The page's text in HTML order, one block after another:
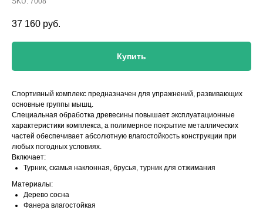
37 160 руб.
Купить
Спортивный комплекс предназначен для упражнений, развивающих
основные группы мышц.
Специальная обработка древесины повышает эксплуатационные
характеристики комплекса, а полимерное покрытие металлических
частей обеспечивает абсолютную влагостойкость конструкции при
любых погодных условиях.
Включает:
Турник, скамья наклонная, брусья, турник для отжимания
Материалы:
Дерево сосна
Фанера влагостойкая